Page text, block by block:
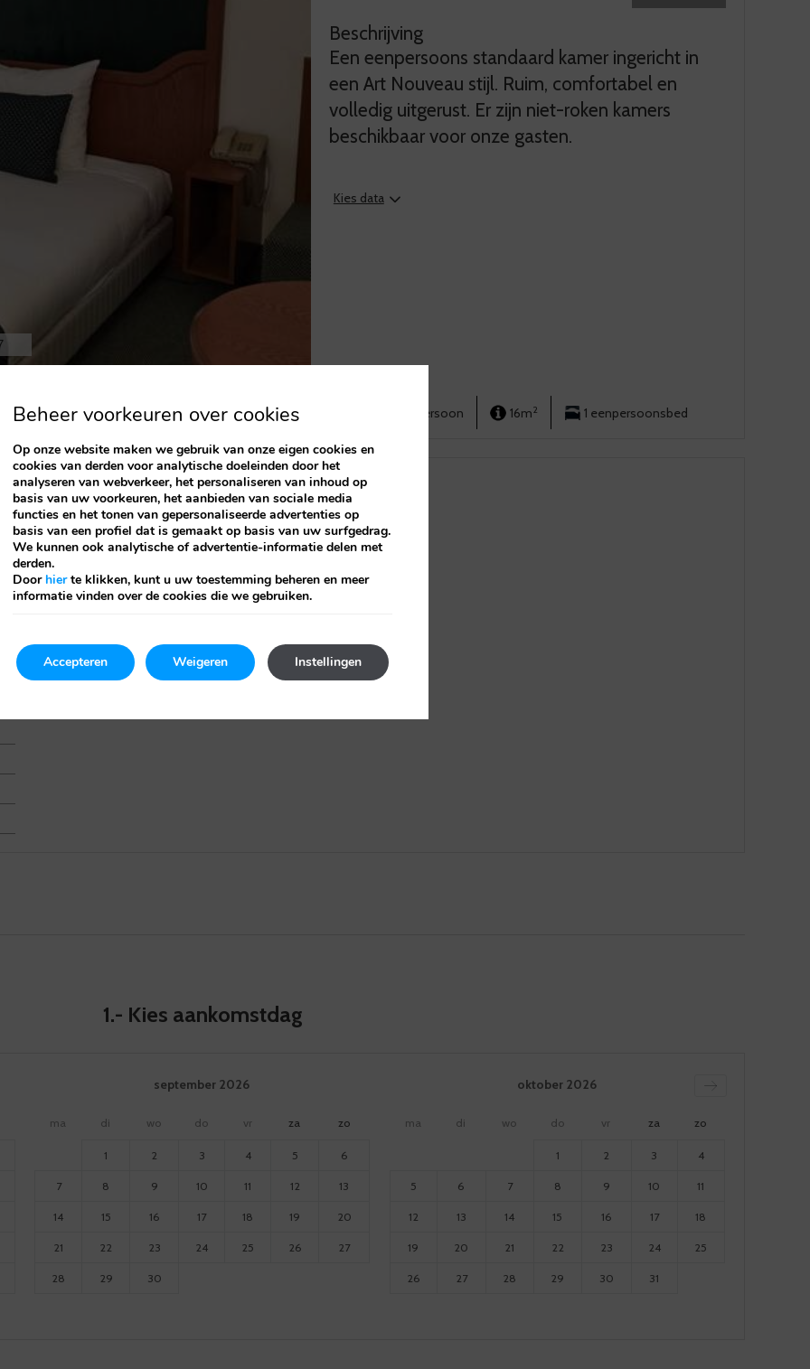
Max.1 persoon 16m2 1 eenpersoonsbed
Beschrijving
Een eenpersoons standaard kamer ingericht in
een Art Nouveau stijl. Ruim, comfortabel en
volledig uitgerust. Er zijn niet-roken kamers
beschikbaar voor onze gasten.
Kies data
Alleen deze kamer
Douche
1.- Kies aankomstdag
september 2026
ma di wo do vr za zo
1 2 3 4 5 6
7 8 9 10 11 12 13
14 15 16 17 18 19 20
21 22 23 24 25 26 27
28 29 30
oktober 2026
ma di wo do vr za zo
1 2 3 4
5 6 7 8 9 10 11
12 13 14 15 16 17 18
19 20 21 22 23 24 25
26 27 28 29 30 31
Beheer voorkeuren over cookies
Op onze website maken we gebruik van onze eigen cookies en
cookies van derden voor analytische doeleinden door het
analyseren van webverkeer, het personaliseren van inhoud op
basis van uw voorkeuren, het aanbieden van sociale media
functies en het tonen van gepersonaliseerde advertenties op
basis van een profiel dat is gemaakt op basis van uw surfgedrag.
We kunnen ook analytische of advertentie-informatie delen met
derden.
Doorhierte klikken, kunt u uw toestemming beheren en meer
informatie vinden over de cookies die we gebruiken.
Accepteren Instellingen
Weigeren